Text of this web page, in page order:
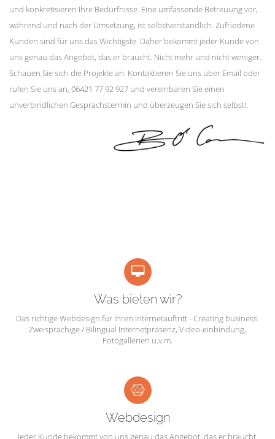
und konkretisieren Ihre Bedürfnisse. Eine umfassende Betreuung vor,
während und nach der Umsetzung, ist selbstverständlich. Zufriedene
Kunden sind für uns das Wichtigste. Daher bekommt jeder Kunde von
uns genau das Angebot, das er braucht. Nicht mehr und nicht weniger.
Schauen Sie sich die Projekte an. Kontaktieren Sie uns über Email oder
rufen Sie uns an, 06421 77 92 927 und vereinbaren Sie einen
unverbindlichen Gesprächstermin und überzeugen Sie sich selbst!.
Was bieten wir?
Das richtige Webdesign für Ihren Internetauftritt - Creating business.
Zweisprachige / Bilingual Internetpräsenz, Video-einbindung,
Fotogallerien u.v.m.
Webdesign
Jeder Kunde bekommt von uns genau das Angebot, das er braucht.